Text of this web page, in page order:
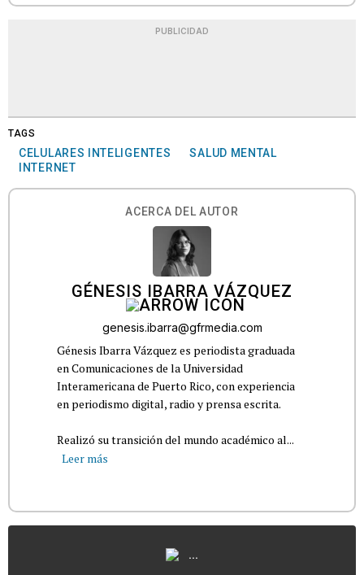
PUBLICIDAD
TAGS
CELULARES INTELIGENTES
SALUD MENTAL
INTERNET
ACERCA DEL AUTOR
GÉNESIS IBARRA VÁZQUEZ
genesis.ibarra@gfrmedia.com
Génesis Ibarra Vázquez es periodista graduada
en Comunicaciones de la Universidad
Interamericana de Puerto Rico, con experiencia
en periodismo digital, radio y prensa escrita.
Realizó su transición del mundo académico al...
Leer más
...